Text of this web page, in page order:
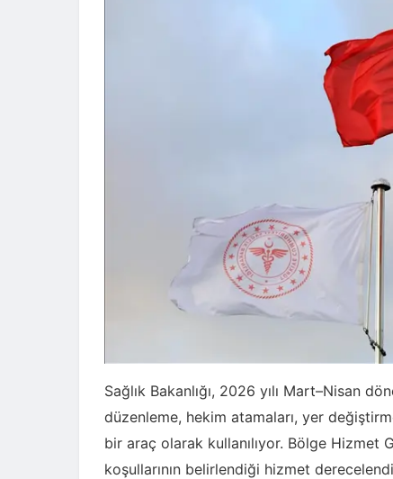
Sağlık Bakanlığı, 2026 yılı Mart–Nisan
düzenleme, hekim atamaları, yer
bir araç olarak kullanılıyor. Bölge Hizmet
koşullarının belirlendiği hizmet